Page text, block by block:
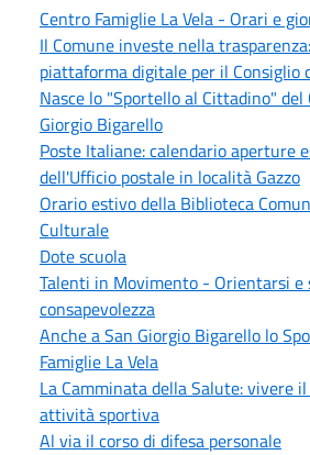
Centro Famiglie La Vela - Orari e
Il Comune investe nella
piattaforma digitale per il Consiglio
Nasce lo "Sportello al Cittadino" del
Giorgio Bigarello
Poste Italiane: calendario aperture
dell'Ufficio postale in località Gazzo
Orario estivo della Biblioteca
Culturale
Dote scuola
Talenti in Movimento - Orientarsi e
consapevolezza
Anche a San Giorgio Bigarello lo
Famiglie La Vela
La Camminata della Salute: vivere
attività sportiva
Al via il corso di difesa personale